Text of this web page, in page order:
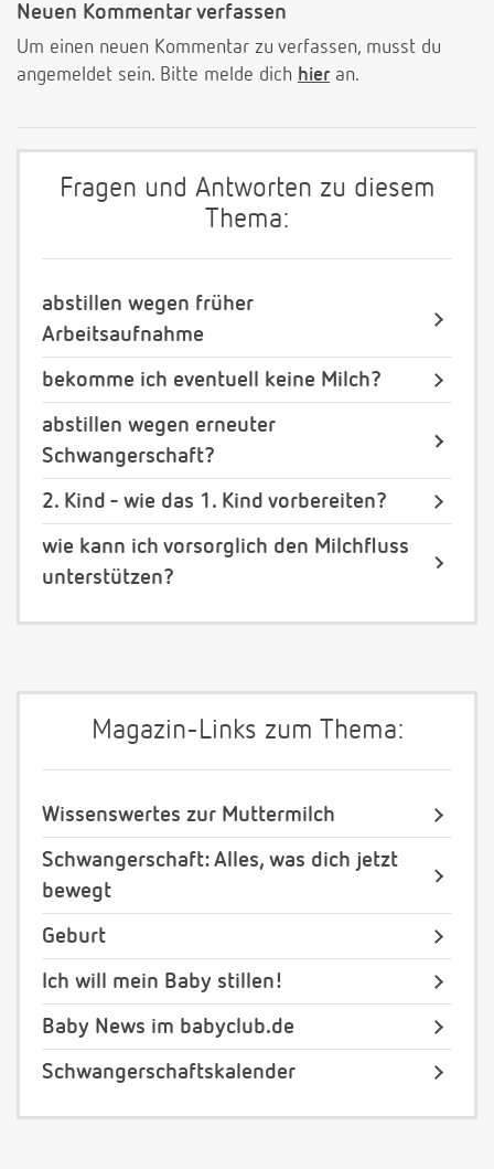
Neuen Kommentar verfassen
Um einen neuen Kommentar zu verfassen, musst du
angemeldet sein. Bitte melde dich hier an.
Fragen und Antworten zu diesem
Thema:
abstillen wegen früher
Arbeitsaufnahme
bekomme ich eventuell keine Milch?
abstillen wegen erneuter
Schwangerschaft?
2. Kind - wie das 1. Kind vorbereiten?
wie kann ich vorsorglich den Milchfluss
unterstützen?
Magazin-Links zum Thema:
Wissenswertes zur Muttermilch
Schwangerschaft: Alles, was dich jetzt
bewegt
Geburt
Ich will mein Baby stillen!
Baby News im babyclub.de
Schwangerschaftskalender